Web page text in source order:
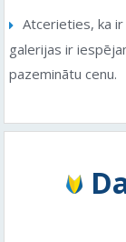
Atcerieties, ka
galerijas ir
pazeminātu cenu.